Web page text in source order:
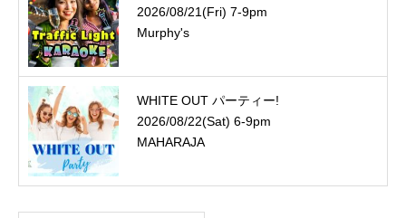
2026/08/21(Fri) 7-9pm
Murphy's
WHITE OUT パーティー!
2026/08/22(Sat) 6-9pm
MAHARAJA